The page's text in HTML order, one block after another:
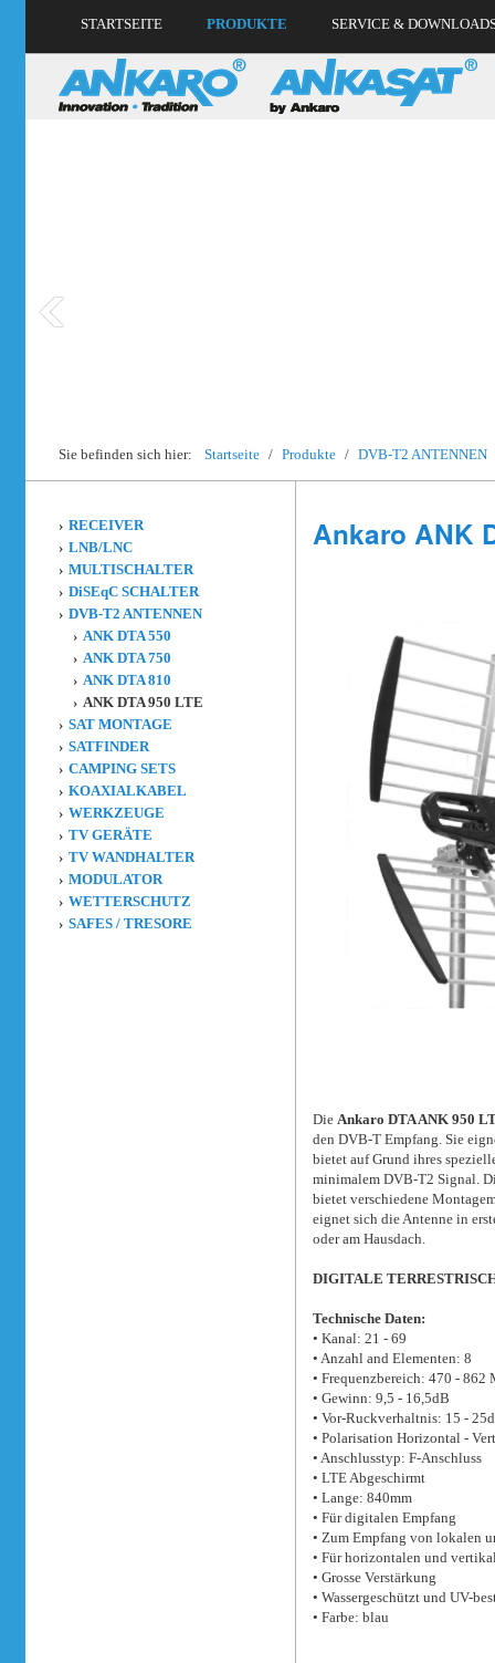
STARTSEITE PRODUKTE SERVICE &
Sie befinden sich hier: Startseite / Produkte / DVB-T2 ANTENNEN
RECEIVER
LNB/LNC
MULTISCHALTER
DiSEqC SCHALTER
DVB-T2 ANTENNEN
ANK DTA 550
ANK DTA 750
ANK DTA 810
ANK DTA 950 LTE
SAT MONTAGE
SATFINDER
CAMPING SETS
KOAXIALKABEL
WERKZEUGE
TV GERÄTE
TV WANDHALTER
MODULATOR
WETTERSCHUTZ
SAFES / TRESORE
Ankaro ANK
Die Ankaro DTA ANK 950
den DVB-T Empfang. Sie
bietet auf Grund ihres
minimalem DVB-T2 Signal.
bietet verschiedene
eignet sich die Antenne in
oder am Hausdach.
DIGITALE
Technische Daten:
• Kanal: 21 - 69
• Anzahl and Elementen: 8
• Frequenzbereich: 470 - 862
• Gewinn: 9,5 - 16,5dB
• Vor-Ruckverhaltnis: 15 -
• Polarisation Horizontal -
• Anschlusstyp: F-Anschluss
• LTE Abgeschirmt
• Lange: 840mm
• Für digitalen Empfang
• Zum Empfang von lokalen
• Für horizontalen und
• Grosse Verstärkung
• Wassergeschützt und UV-
• Farbe: blau